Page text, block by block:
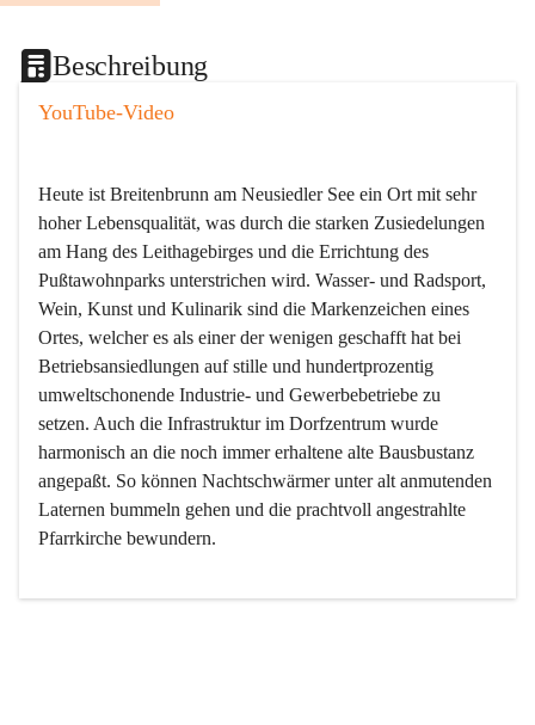
Beschreibung
YouTube-Video
Heute ist Breitenbrunn am Neusiedler See ein Ort mit sehr
hoher Lebensqualität, was durch die starken Zusiedelungen
am Hang des Leithagebirges und die Errichtung des
Pußtawohnparks unterstrichen wird. Wasser- und Radsport,
Wein, Kunst und Kulinarik sind die Markenzeichen eines
Ortes, welcher es als einer der wenigen geschafft hat bei
Betriebsansiedlungen auf stille und hundertprozentig
umweltschonende Industrie- und Gewerbebetriebe zu
setzen. Auch die Infrastruktur im Dorfzentrum wurde
harmonisch an die noch immer erhaltene alte Bausbustanz
angepaßt. So können Nachtschwärmer unter alt anmutenden
Laternen bummeln gehen und die prachtvoll angestrahlte
Pfarrkirche bewundern.
Der Weinbau dominert heute nicht mehr, ist aber integrativer